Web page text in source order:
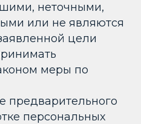
неточными,
или не являются
цели
меры по
предварительного
персональных